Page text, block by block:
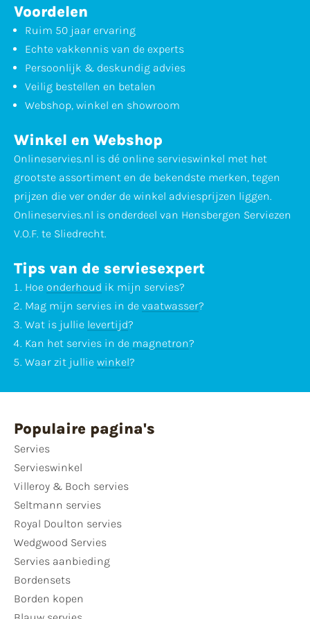
Voordelen
Ruim 50 jaar ervaring
Echte vakkennis van de experts
Persoonlijk & deskundig advies
Veilig bestellen en betalen
Webshop, winkel en showroom
Winkel en Webshop
Onlineservies.nl is dé online servieswinkel met het
grootste assortiment en de bekendste merken, tegen
prijzen die ver onder de winkel adviesprijzen liggen.
Onlineservies.nl is onderdeel van Hensbergen Serviezen
V.O.F. te Sliedrecht.
Tips van de serviesexpert
Hoe onderhoud ik mijn servies?
Mag mijn servies in de vaatwasser?
Wat is jullie levertijd?
Kan het servies in de magnetron?
Waar zit jullie winkel?
Populaire pagina's
Servies
Servieswinkel
Villeroy & Boch servies
Seltmann servies
Royal Doulton servies
Wedgwood Servies
Servies aanbieding
Bordensets
Borden kopen